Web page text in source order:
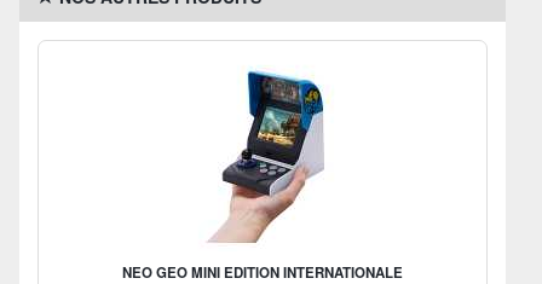
NEO GEO MINI EDITION INTERNATIONALE